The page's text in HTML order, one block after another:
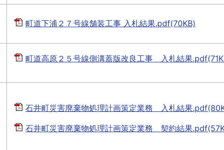
町道下浦２７号線舗装工事 入札結果.pdf(70KB)
町道高原２５号線側溝蓋版改良工事 入札結果
石井町災害廃棄物処理計画策定業務 入札結果
石井町災害廃棄物処理計画策定業務 契約結果